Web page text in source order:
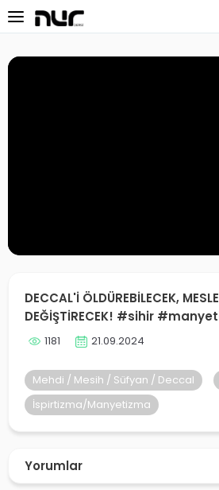
Dersler
DECCAL'İ ÖLDÜREBİLECEK,
DEĞİŞTİRECEK! #sihir
1181 21.09.2024
Mehdi / Mesih / Süfyan / Deccal
İspirtizma/Manyetizma
Yorumlar